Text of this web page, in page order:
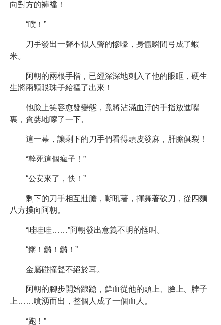
向對方的褲襠！
“噗！”
刀手發出一聲不似人聲的慘嚎，身體瞬間弓成了蝦
米。
阿朝的兩根手指，已經深深地刺入了他的眼眶，硬生
生將兩顆眼珠子給摳了出來！
他臉上笑容愈發變態，竟將沾滿血汙的手指放進嘴
裏，貪婪地嗦了一下。
這一幕，讓剩下的刀手們看得頭皮發麻，肝膽俱裂！
“幹死這個瘋子！”
“公安來了，快！”
剩下的刀手相互壯膽，嘶吼著，揮舞著砍刀，從四麵
八方撲向阿朝。
“哇哇哇……”阿朝發出意義不明的怪叫。
“鏘！鏘！鏘！”
金屬碰撞聲不絕於耳。
阿朝的腳步開始踉蹌，鮮血從他的頭上、臉上、脖子
上……噴湧而出，整個人成了一個血人。
“跑！”